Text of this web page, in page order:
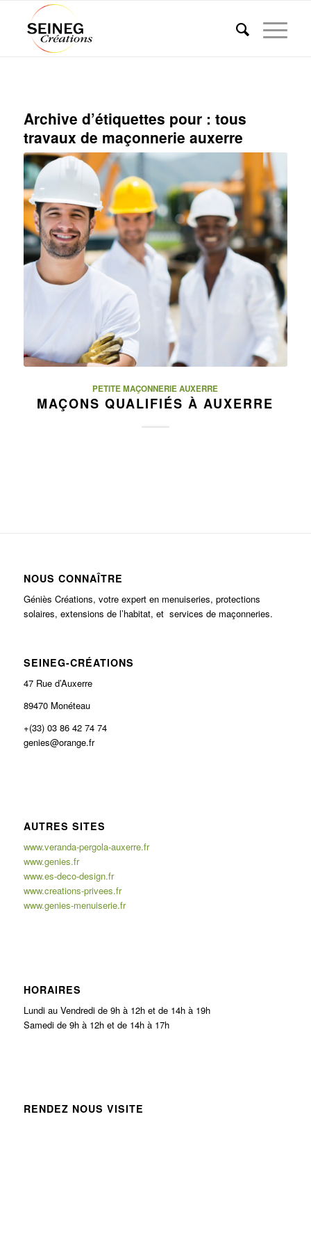
Archive d’étiquettes pour : tous
travaux de maçonnerie auxerre
PETITE MAÇONNERIE AUXERRE
MAÇONS QUALIFIÉS À AUXERRE
NOUS CONNAÎTRE
Géniès Créations, votre expert en menuiseries, protections
solaires, extensions de l’habitat, et services de maçonneries.
SEINEG-CRÉATIONS
47 Rue d’Auxerre
89470 Monéteau
+(33) 03 86 42 74 74
genies@orange.fr
AUTRES SITES
www.veranda-pergola-auxerre.fr
www.genies.fr
www.es-deco-design.fr
www.creations-privees.fr
www.genies-menuiserie.fr
HORAIRES
Lundi au Vendredi de 9h à 12h et de 14h à 19h
Samedi de 9h à 12h et de 14h à 17h
RENDEZ NOUS VISITE